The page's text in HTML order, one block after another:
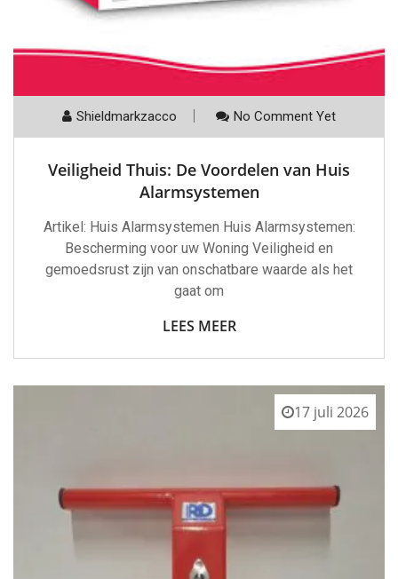
Shieldmarkzacco No Comment Yet
Veiligheid Thuis: De Voordelen van Huis
Alarmsystemen
Artikel: Huis Alarmsystemen Huis Alarmsystemen:
Bescherming voor uw Woning Veiligheid en
gemoedsrust zijn van onschatbare waarde als het
gaat om
LEES MEER
17 juli 2026